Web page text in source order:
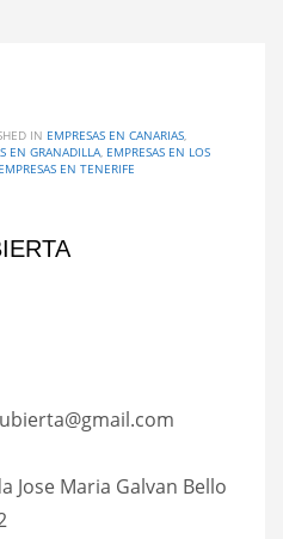
IN EMPRESAS EN CANARIAS,
EN GRANADILLA, EMPRESAS EN LOS
EMPRESAS EN TENERIFE
Jose Maria Galvan Bello